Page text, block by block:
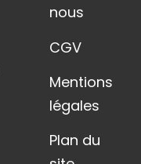
nous
CGV
Mentions
légales
Plan du